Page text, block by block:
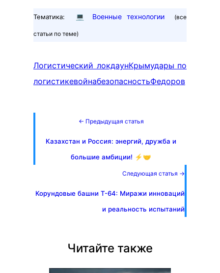
Тематика: 💻 Военные технологии (все
статьи по теме)
Логистический локдаунКрымудары по
логистикевойнабезопасностьФедоров
← Предыдущая статья
Казахстан и Россия: энергий, дружба и
большие амбиции! ⚡️🤝
Следующая статья →
Корундовые башни Т-64: Миражи инноваций
и реальность испытаний
Читайте также